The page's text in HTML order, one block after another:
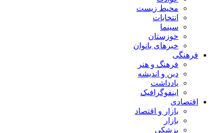
محیط زیست
انتخابات
سینما
خوزستان
خبرهای بانوان
فرهنگی
فرهنگ و هنر
دین و اندیشه
یادداشت
اینفوگرافیک
اقتصادی
بازار و اقتصاد
بازار
پزشکی